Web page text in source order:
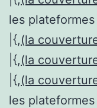
les
|{,(la
|{,(la
|{,(la
les